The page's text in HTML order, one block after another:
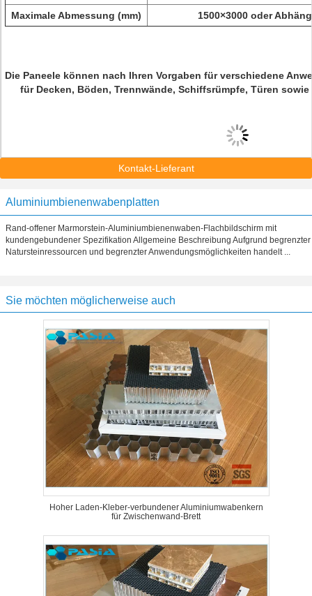
Maximale Abmessung (mm)
1500×3000 oder
Die Paneele können nach Ihren Vorgaben für verschiedene
für Decken, Böden, Trennwände, Schiffsrümpfe, Türen
Kontakt-Lieferant
Aluminiumbienenwabenplatten
Rand-offener Marmorstein-Aluminiumbienenwaben-Flachbildschirm mit
kundengebundener Spezifikation Allgemeine Beschreibung Aufgrund begrenzter
Natursteinressourcen und begrenzter Anwendungsmöglichkeiten handelt ...
Sie möchten möglicherweise auch
Hoher Laden-Kleber-verbundener Aluminiumwabenkern
für Zwischenwand-Brett